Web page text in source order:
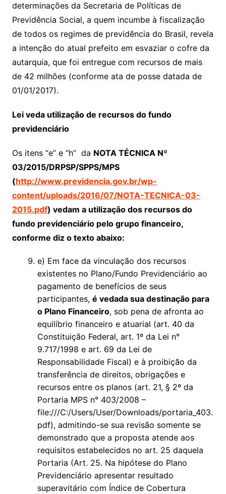
determinações da Secretaria de Políticas de
Previdência Social, a quem incumbe à fiscalização
de todos os regimes de previdência do Brasil, revela
a intenção do atual prefeito em esvaziar o cofre da
autarquia, que foi entregue com recursos de mais
de 42 milhões (conforme ata de posse datada de
01/01/2017).
Lei veda utilização de recursos do fundo
previdenciário
Os itens “e” e “h” da NOTA TÉCNICA Nº
03/2015/DRPSP/SPPS/MPS
(http://www.previdencia.gov.br/wp-
content/uploads/2016/07/NOTA-TECNICA-03-
2015.pdf) vedam a utilização dos recursos do
fundo previdenciário pelo grupo financeiro,
conforme diz o texto abaixo:
e) Em face da vinculação dos recursos
existentes no Plano/Fundo Previdenciário ao
pagamento de benefícios de seus
participantes, é vedada sua destinação para
o Plano Financeiro, sob pena de afronta ao
equilíbrio financeiro e atuarial (art. 40 da
Constituição Federal, art. 1º da Lei n°
9.717/1998 e art. 69 da Lei de
Responsabilidade Fiscal) e à proibição da
transferência de direitos, obrigações e
recursos entre os planos (art. 21, § 2º da
Portaria MPS n° 403/2008 –
file:///C:/Users/User/Downloads/portaria_403.
pdf), admitindo-se sua revisão somente se
demonstrado que a proposta atende aos
requisitos estabelecidos no art. 25 daquela
Portaria (Art. 25. Na hipótese do Plano
Previdenciário apresentar resultado
superavitário com Índice de Cobertura